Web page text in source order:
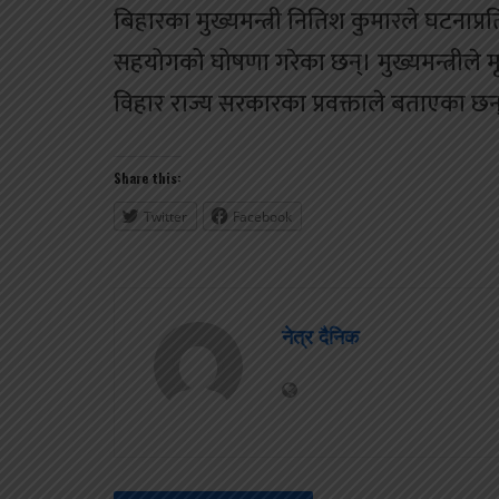
बिहारका मुख्यमन्त्री नितिश कुमारले
सहयोगको घोषणा गरेका छन्। मुख्यमन्त्रीले
विहार राज्य सरकारका प्रवक्ताले बताएका
Share this:
Twitter Facebook
नेत्र दैनिक